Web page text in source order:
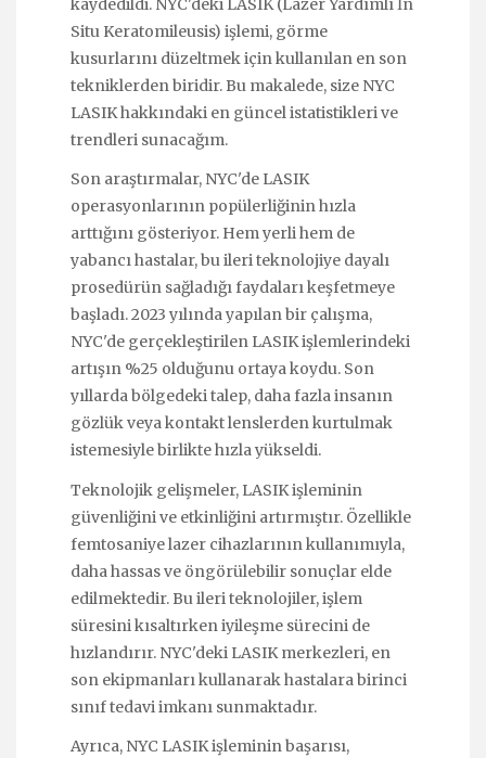
kaydedildi. NYC'deki LASIK (Lazer Yardımlı İn
Situ Keratomileusis) işlemi, görme
kusurlarını düzeltmek için kullanılan en son
tekniklerden biridir. Bu makalede, size NYC
LASIK hakkındaki en güncel istatistikleri ve
trendleri sunacağım.
Son araştırmalar, NYC'de LASIK
operasyonlarının popülerliğinin hızla
arttığını gösteriyor. Hem yerli hem de
yabancı hastalar, bu ileri teknolojiye dayalı
prosedürün sağladığı faydaları keşfetmeye
başladı. 2023 yılında yapılan bir çalışma,
NYC'de gerçekleştirilen LASIK işlemlerindeki
artışın %25 olduğunu ortaya koydu. Son
yıllarda bölgedeki talep, daha fazla insanın
gözlük veya kontakt lenslerden kurtulmak
istemesiyle birlikte hızla yükseldi.
Teknolojik gelişmeler, LASIK işleminin
güvenliğini ve etkinliğini artırmıştır. Özellikle
femtosaniye lazer cihazlarının kullanımıyla,
daha hassas ve öngörülebilir sonuçlar elde
edilmektedir. Bu ileri teknolojiler, işlem
süresini kısaltırken iyileşme sürecini de
hızlandırır. NYC'deki LASIK merkezleri, en
son ekipmanları kullanarak hastalara birinci
sınıf tedavi imkanı sunmaktadır.
Ayrıca, NYC LASIK işleminin başarısı,